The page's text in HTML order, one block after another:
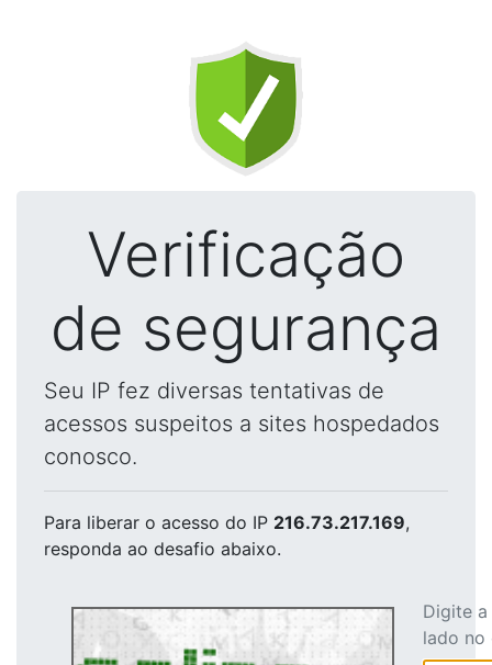
Verificação
de segurança
Seu IP fez diversas tentativas de
acessos suspeitos a sites hospedados
conosco.
Para liberar o acesso do IP 216.73.217.169,
responda ao desafio abaixo.
Digite
lado no